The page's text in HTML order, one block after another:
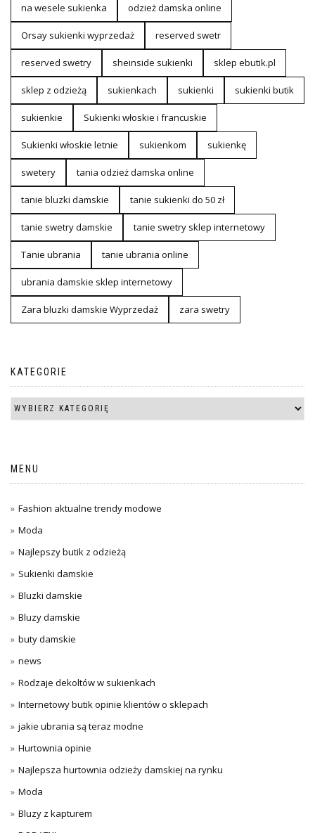
na wesele sukienka odzież damska online
Orsay sukienki wyprzedaż reserved swetr
reserved swetry sheinside sukienki sklep ebutik.pl
sklep z odzieżą sukienkach sukienki sukienki butik
sukienkie Sukienki włoskie i francuskie
Sukienki włoskie letnie sukienkom sukienkę
swetery tania odzież damska online
tanie bluzki damskie tanie sukienki do 50 zł
tanie swetry damskie tanie swetry sklep internetowy
Tanie ubrania tanie ubrania online
ubrania damskie sklep internetowy
Zara bluzki damskie Wyprzedaż zara swetry
KATEGORIE
MENU
Fashion aktualne trendy modowe
Moda
Najlepszy butik z odzieżą
Sukienki damskie
Bluzki damskie
Bluzy damskie
buty damskie
news
Rodzaje dekoltów w sukienkach
Internetowy butik opinie klientów o sklepach
jakie ubrania są teraz modne
Hurtownia opinie
Najlepsza hurtownia odzieży damskiej na rynku
Moda
Bluzy z kapturem